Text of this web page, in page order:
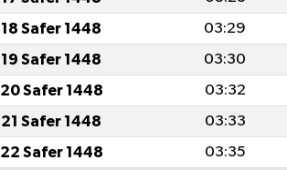
18 Safer 1448 03:29
19 Safer 1448 03:30
20 Safer 1448 03:32
21 Safer 1448 03:33
22 Safer 1448 03:35